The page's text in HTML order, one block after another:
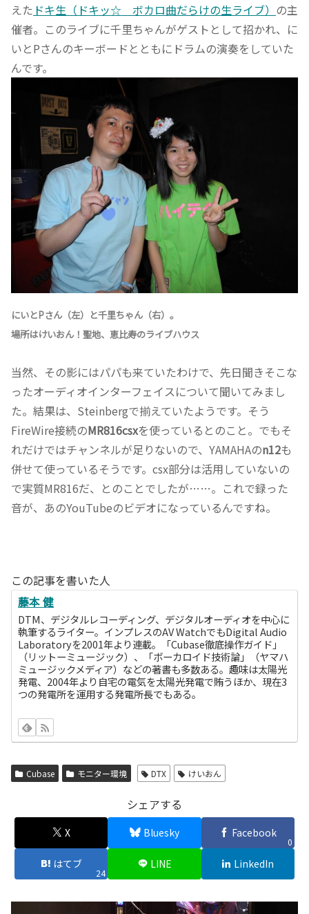
えた ドキ生（ドキッ☆ ボカロ曲だらけの生ライブ） の主
催者。このライブに千里ちゃんがゲストとして招かれ、に
いとPさんのキーボードとともにドラムの演奏をしていた
んです。
にいとPさん（左）と千里ちゃん（右）。
場所はけいおん！聖地、恵比寿のライブハウス
当然、その影にはパパも来ていたわけで、先日聞きそこな
ったオーディオインターフェイスについて聞いてみまし
た。結果は、Steinbergで揃えていたようです。そう
FireWire接続のMR816csxを使っているとのこと。でもそ
れだけではチャンネルが足りないので、YAMAHAのn12も
併せて使っているそうです。csx部分は活用していないの
で実質MR816だ、とのことでしたが……。これで録った
音が、あのYouTubeのビデオになっているんですね。
この記事を書いた人
藤本 健
DTM、デジタルレコーディング、デジタルオーディオを中心に
執筆するライター。インプレスのAV WatchでもDigital Audio
Laboratoryを2001年より連載。「Cubase徹底操作ガイド」
（リットーミュージック）、「ボーカロイド技術論」（ヤマハ
ミュージックメディア）などの著書も多数ある。趣味は太陽光
発電、2004年より自宅の電気を太陽光発電で賄うほか、現在3
つの発電所を運用する発電所長でもある。
Cubase モニター環境 DTX けいおん
シェアする
X Bluesky Facebook
0
はてブ
24
LINE LinkedIn